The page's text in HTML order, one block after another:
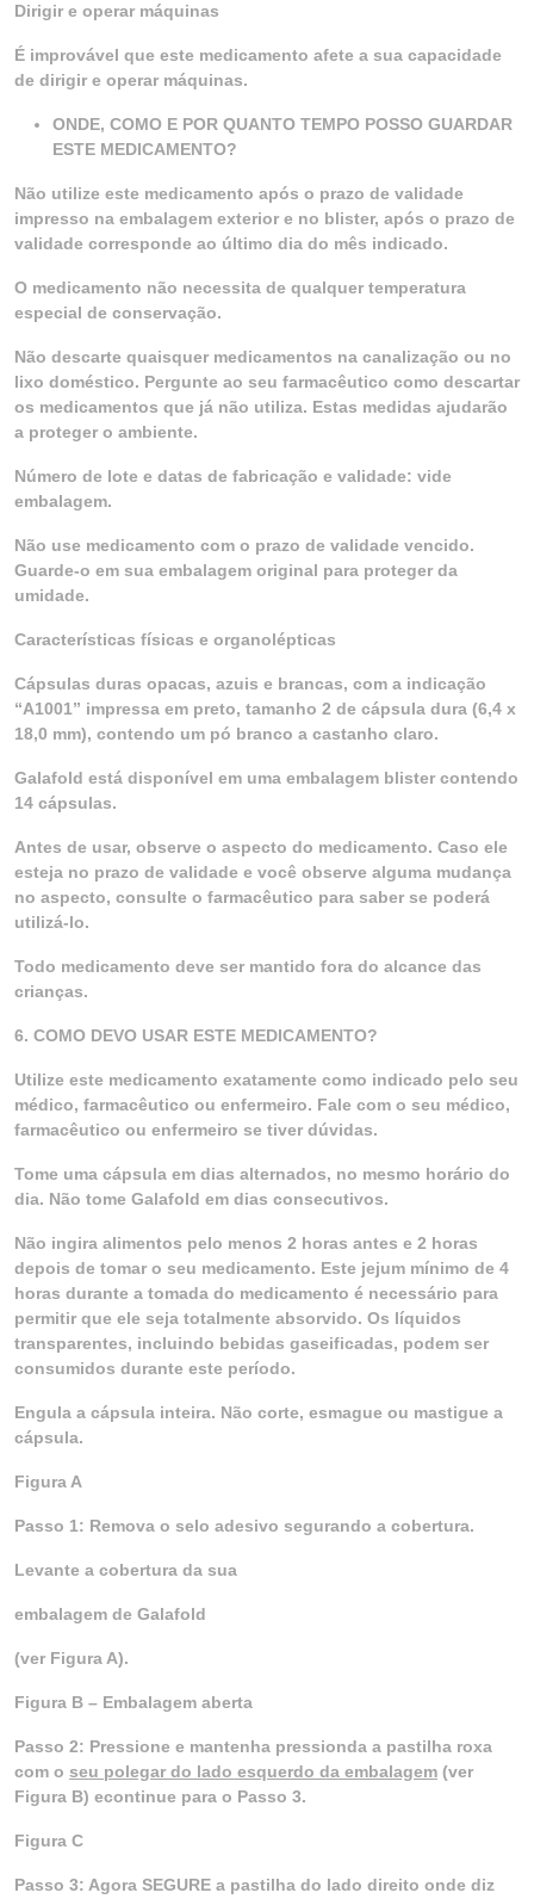
Dirigir e operar máquinas
É improvável que este medicamento afete a sua capacidade
de dirigir e operar máquinas.
ONDE, COMO E POR QUANTO TEMPO POSSO GUARDAR
ESTE MEDICAMENTO?
Não utilize este medicamento após o prazo de validade
impresso na embalagem exterior e no blister, após o prazo de
validade corresponde ao último dia do mês indicado.
O medicamento não necessita de qualquer temperatura
especial de conservação.
Não descarte quaisquer medicamentos na canalização ou no
lixo doméstico. Pergunte ao seu farmacêutico como descartar
os medicamentos que já não utiliza. Estas medidas ajudarão
a proteger o ambiente.
Número de lote e datas de fabricação e validade: vide
embalagem.
Não use medicamento com o prazo de validade vencido.
Guarde-o em sua embalagem original para proteger da
umidade.
Características físicas e organolépticas
Cápsulas duras opacas, azuis e brancas, com a indicação
“A1001” impressa em preto, tamanho 2 de cápsula dura (6,4 x
18,0 mm), contendo um pó branco a castanho claro.
Galafold está disponível em uma embalagem blister contendo
14 cápsulas.
Antes de usar, observe o aspecto do medicamento. Caso ele
esteja no prazo de validade e você observe alguma mudança
no aspecto, consulte o farmacêutico para saber se poderá
utilizá-lo.
Todo medicamento deve ser mantido fora do alcance das
crianças.
6. COMO DEVO USAR ESTE MEDICAMENTO?
Utilize este medicamento exatamente como indicado pelo seu
médico, farmacêutico ou enfermeiro. Fale com o seu médico,
farmacêutico ou enfermeiro se tiver dúvidas.
Tome uma cápsula em dias alternados, no mesmo horário do
dia. Não tome Galafold em dias consecutivos.
Não ingira alimentos pelo menos 2 horas antes e 2 horas
depois de tomar o seu medicamento. Este jejum mínimo de 4
horas durante a tomada do medicamento é necessário para
permitir que ele seja totalmente absorvido. Os líquidos
transparentes, incluindo bebidas gaseificadas, podem ser
consumidos durante este período.
Engula a cápsula inteira. Não corte, esmague ou mastigue a
cápsula.
Figura A
Passo 1: Remova o selo adesivo segurando a cobertura.
Levante a cobertura da sua
embalagem de Galafold
(ver Figura A).
Figura B – Embalagem aberta
Passo 2: Pressione e mantenha pressionda a pastilha roxa
com o seu polegar do lado esquerdo da embalagem (ver
Figura B) econtinue para o Passo 3.
Figura C
Passo 3: Agora SEGURE a pastilha do lado direito onde diz